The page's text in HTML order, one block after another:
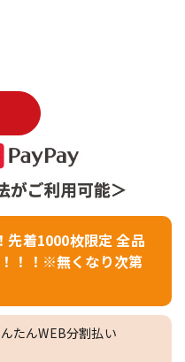
先着1000枚限定 全品
！！※無くなり次第
たんWEB分割払い